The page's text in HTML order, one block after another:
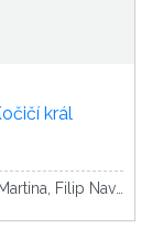
Boučková Martina, Filip Navrátilová Pavla